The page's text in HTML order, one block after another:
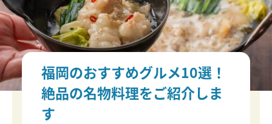
福岡のおすすめグルメ10選！
絶品の名物料理をご紹介しま
す